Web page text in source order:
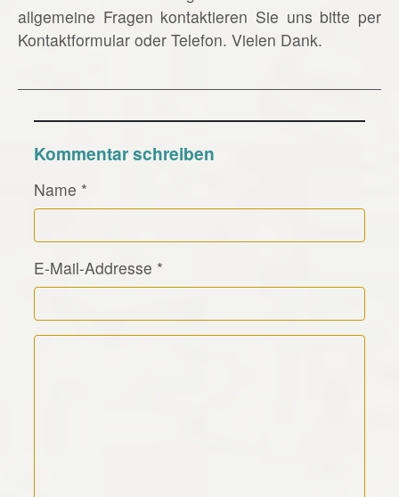
allgemeine Fragen kontaktieren Sie uns bitte per
Kontaktformular oder Telefon. Vielen Dank.
Kommentar schreiben
Name *
E-Mail-Addresse *
Kommentar Text